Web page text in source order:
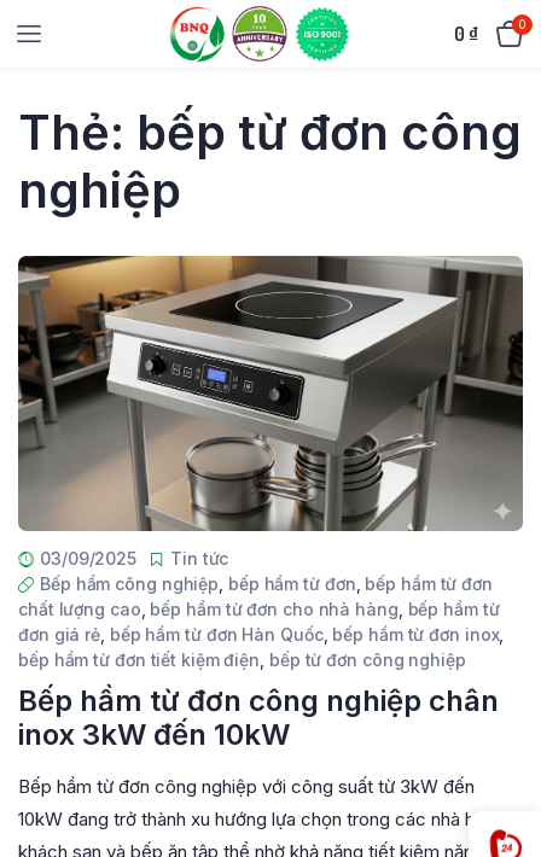
0 ₫ 0
Thẻ: bếp từ đơn công
nghiệp
03/09/2025
Tin tức
Bếp hầm công nghiệp bếp hầm từ đơn bếp hầm từ đơn
chất lượng cao bếp hầm từ đơn cho nhà hàng bếp hầm từ
đơn giá rẻ bếp hầm từ đơn Hàn Quốc, bếp hầm từ đơn inox,
bếp hầm từ đơn tiết kiệm điện bếp từ đơn công nghiệp
Bếp hầm từ đơn công nghiệp chân
inox 3kW đến 10kW
Bếp hầm từ đơn công nghiệp với công suất từ 3kW đến
10kW đang trở thành xu hướng lựa chọn trong các nhà hàng,
khách sạn và bếp ăn tập thể nhờ khả năng tiết kiệm năng